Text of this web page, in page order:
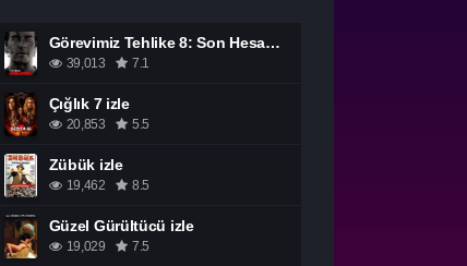
Görevimiz Tehlike 8: Son Hesaplaşma izle
39,013 7.1
Çığlık 7 izle
20,853 5.5
Zübük izle
19,462 8.5
Güzel Gürültücü izle
19,029 7.5